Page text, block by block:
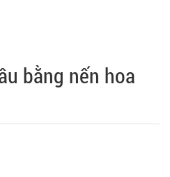
bằng nến hoa